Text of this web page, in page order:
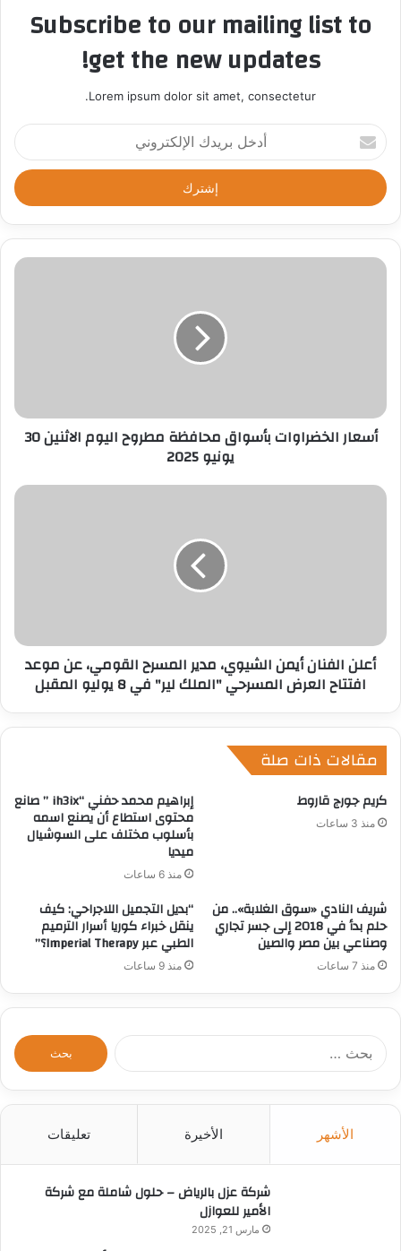
Subscribe to our mailing list to
get the new updates!
Lorem ipsum dolor sit amet, consectetur.
أ
د
خ
ل
ر
د
ر
أسعار الخضراوات بأسواق محافظة مطروح اليوم الاثنين 30
يونيو 2025
أعلن الفنان أيمن الشيوي، مدير المسرح القومي، عن موعد
افتتاح العرض المسرحي "الملك لير" في 8 يوليو المقبل
مقالات ذات صلة
كريم جورج قاروط
منذ 3 ساعات
إبراهيم محمد حفني “ih3ix ” صانع
محتوى استطاع أن يصنع اسمه
بأسلوب مختلف على السوشيال
ميديا
منذ 6 ساعات
شريف النادي «سوق الغلابة».. من
حلم بدأ في 2018 إلى جسر تجاري
وصناعي بين مصر والصين
منذ 7 ساعات
“بديل التجميل اللاجراحي: كيف
ينقل خبراء كوريا أسرار الترميم
الطبي عبر Imperial Therapy؟”
منذ 9 ساعات
الأشهر الأخيرة تعليقات
شركة عزل بالرياض – حلول شاملة مع شركة
الأمير للعوازل
مارس 21, 2025